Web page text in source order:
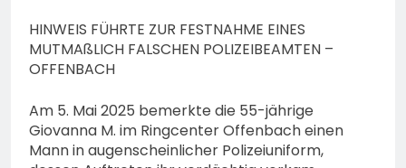
HINWEIS FÜHRTE ZUR FESTNAHME EINES
MUTMAßLICH FALSCHEN POLIZEIBEAMTEN –
OFFENBACH
Am 5. Mai 2025 bemerkte die 55-jährige
Giovanna M. im Ringcenter Offenbach einen
Mann in augenscheinlicher Polizeiuniform,